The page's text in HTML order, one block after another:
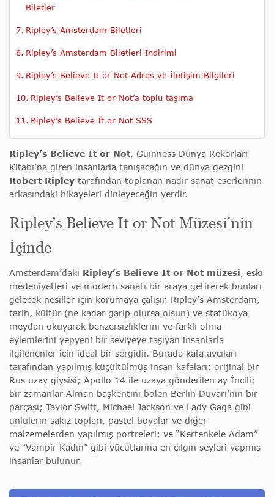
Biletler
Ripley’s Amsterdam Biletleri
Ripley’s Amsterdam Biletleri İndirimi
Ripley’s Believe It or Not Adres ve İletişim Bilgileri
Ripley’s Believe It or Not’a toplu taşıma
Ripley’s Believe It or Not SSS
Ripley’s Believe It or Not, Guinness Dünya Rekorları
Kitabı’na giren insanlarla tanışacağın ve dünya gezgini
Robert Ripley tarafından toplanan nadir sanat eserlerinin
arkasındaki hikayeleri dinleyeceğin yerdir.
Ripley’s Believe It or Not Müzesi’nin
İçinde
Amsterdam’daki Ripley’s Believe It or Not müzesi, eski
medeniyetleri ve modern sanatı bir araya getirerek bunları
gelecek nesiller için korumaya çalışır. Ripley’s Amsterdam,
tarih, kültür (ne kadar garip olursa olsun) ve statükoya
meydan okuyarak benzersizliklerini ve farklı olma
eylemlerini yepyeni bir seviyeye taşıyan insanlarla
ilgilenenler için ideal bir sergidir. Burada kafa avcıları
tarafından yapılmış küçültülmüş insan kafaları; orijinal bir
Rus uzay giysisi; Apollo 14 ile uzaya gönderilen ay İncili;
bir zamanlar Alman başkentini bölen Berlin Duvarı’nın bir
parçası; Taylor Swift, Michael Jackson ve Lady Gaga gibi
ünlülerin sakız topları, pastel boyalar ve diğer
malzemelerden yapılmış portreleri; ve “Kertenkele Adam”
ve “Vampir Kadın” gibi vücutlarına en çılgın şeyleri yapmış
insanlar bulunur.